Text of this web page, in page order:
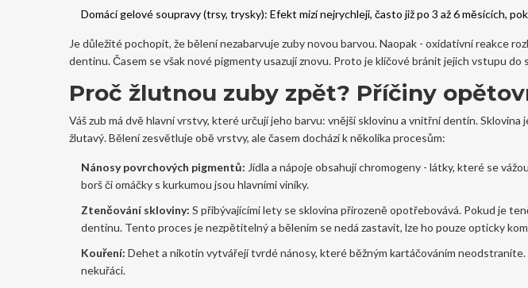
Domácí gelové soupravy (trsy, trysky): Efekt mizí nejrychleji, často již po 3 až 6 měsících,
Je důležité pochopit, že bělení nezabarvuje zuby novou barvou. Naopak - oxidativní reakce
dentinu. Časem se však nové pigmenty usazují znovu. Proto je klíčové bránit jejich vstupu do
Proč žlutnou zuby zpět? Příčiny
Váš zub má dvě hlavní vrstvy, které určují jeho barvu: vnější sklovinu a vnitřní dentin.
žlutavý. Bělení zesvětluje obě vrstvy, ale časem dochází k několika procesům:
Nánosy povrchových pigmentů: Jídla a nápoje obsahují chromogeny - látky, které se
borš či omáčky s kurkumou jsou hlavními viníky.
Ztenčování skloviny: S přibývajícími lety se sklovina přirozeně opotřebovává. Pokud je
dentinu. Tento proces je nezpětitelný a bělením se nedá zastavit, lze ho pouze opticky
Kouření: Dehet a nikotin vytvářejí tvrdé nánosy, které běžným kartáčováním
nekuřáci.